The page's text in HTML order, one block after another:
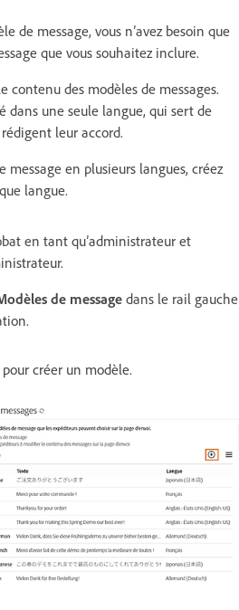
de message, vous n’avez besoin que
que vous souhaitez inclure.
contenu des modèles de messages.
dans une seule langue, qui sert de
leur accord.
message en plusieurs langues, créez
langue.
en tant qu’administrateur et
de messagedans le rail gauche
pour créer un modèle.